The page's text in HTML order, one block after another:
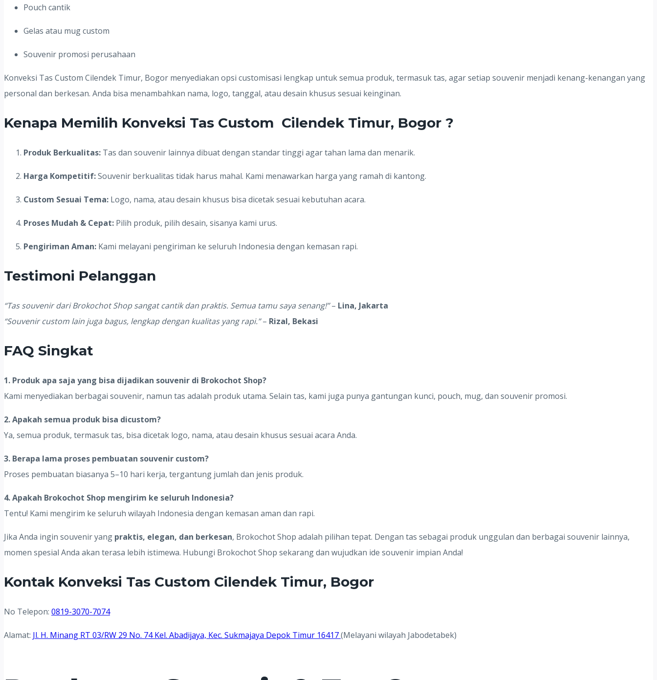
Pouch cantik
Gelas atau mug custom
Souvenir promosi perusahaan
Konveksi Tas Custom Cilendek Timur, Bogor menyediakan opsi customisasi lengkap untuk semua produk, termasuk tas, agar setiap souvenir menjadi kenang-kenangan yang
personal dan berkesan. Anda bisa menambahkan nama, logo, tanggal, atau desain khusus sesuai keinginan.
Kenapa Memilih Konveksi Tas Custom Cilendek Timur, Bogor ?
Produk Berkualitas: Tas dan souvenir lainnya dibuat dengan standar tinggi agar tahan lama dan menarik.
Harga Kompetitif:Souvenir berkualitas tidak harus mahal. Kami menawarkan harga yang ramah di kantong.
Custom Sesuai Tema: Logo, nama, atau desain khusus bisa dicetak sesuai kebutuhan acara.
Proses Mudah & Cepat: Pilih produk, pilih desain, sisanya kami urus.
Pengiriman Aman: Kami melayani pengiriman ke seluruh Indonesia dengan kemasan rapi.
Testimoni Pelanggan
“Tas souvenir dari Brokochot Shop sangat cantik dan praktis. Semua tamu saya senang!”– Lina, Jakarta
“Souvenir custom lain juga bagus, lengkap dengan kualitas yang rapi.”– Rizal, Bekasi
FAQ Singkat
1. Produk apa saja yang bisa dijadikan souvenir di Brokochot Shop?
Kami menyediakan berbagai souvenir, namun tas adalah produk utama. Selain tas, kami juga punya gantungan kunci, pouch, mug, dan souvenir promosi.
2. Apakah semua produk bisa dicustom?
Ya, semua produk, termasuk tas, bisa dicetak logo, nama, atau desain khusus sesuai acara Anda.
3. Berapa lama proses pembuatan souvenir custom?
Proses pembuatan biasanya 5–10 hari kerja, tergantung jumlah dan jenis produk.
4. Apakah Brokochot Shop mengirim ke seluruh Indonesia?
Tentu! Kami mengirim ke seluruh wilayah Indonesia dengan kemasan aman dan rapi.
Jika Anda ingin souvenir yang praktis, elegan, dan berkesan, Brokochot Shop adalah pilihan tepat. Dengan tas sebagai produk unggulan dan berbagai souvenir lainnya,
momen spesial Anda akan terasa lebih istimewa. Hubungi Brokochot Shop sekarang dan wujudkan ide souvenir impian Anda!
Kontak Konveksi Tas Custom Cilendek Timur, Bogor
No Telepon: 0819-3070-7074
Alamat: Jl. H. Minang RT 03/RW 29 No. 74 Kel. Abadijaya, Kec. Sukmajaya Depok Timur 16417(Melayani wilayah Jabodetabek)